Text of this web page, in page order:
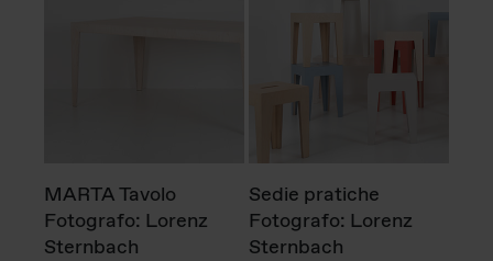
MARTA Tavolo
Fotografo: Lorenz
Sternbach
Sedie pratiche
Fotografo: Lorenz
Sternbach